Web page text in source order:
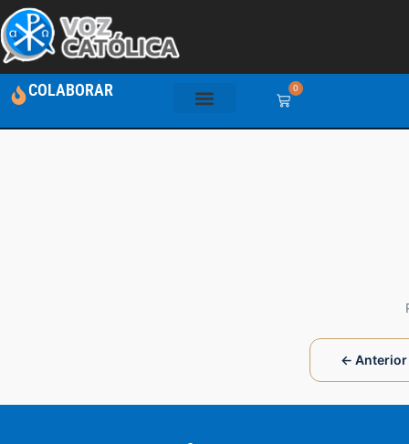
COLABORAR 0
← Anterior